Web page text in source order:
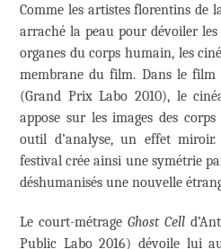
Comme les artistes florentins de
arraché la peau pour dévoiler les
organes du corps humain, les
membrane du film. Dans le film
(Grand Prix Labo 2010), le
appose sur les images des
outil d’analyse, un effet
festival crée ainsi une symétrie
déshumanisés une nouvelle
Le court-métrage Ghost Cell
Public Labo 2016) dévoile lui